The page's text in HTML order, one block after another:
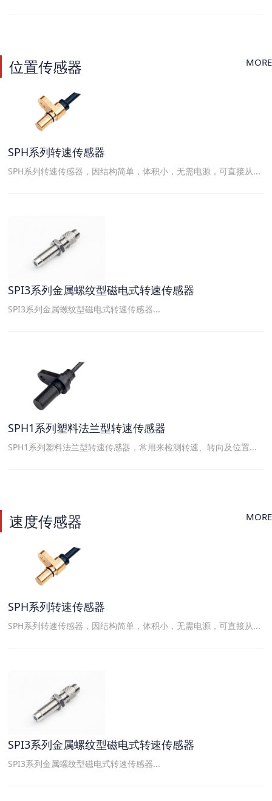
位置传感器 MORE
SPH系列转速传感器
SPH系列转速传感器，因结构简单，体积小，无需电源，可直接从...
SPI3系列金属螺纹型磁电式转速传感器
SPI3系列金属螺纹型磁电式转速传感器...
SPH1系列塑料法兰型转速传感器
SPH1系列塑料法兰型转速传感器，常用来检测转速、转向及位置...
速度传感器 MORE
SPH系列转速传感器
SPH系列转速传感器，因结构简单，体积小，无需电源，可直接从...
SPI3系列金属螺纹型磁电式转速传感器
SPI3系列金属螺纹型磁电式转速传感器...